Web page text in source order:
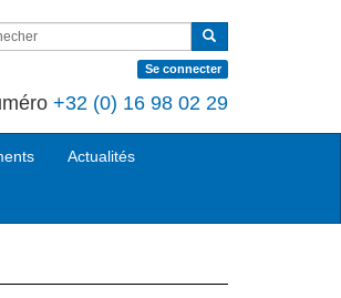
Se connecter
+32 (0) 16 98 02 29
Actualités